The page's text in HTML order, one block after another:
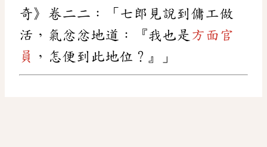
奇》卷二二：「七郎見說到傭工做
活，氣忿忿地道：『我也是 方面官
員
，怎便到此地位？』」